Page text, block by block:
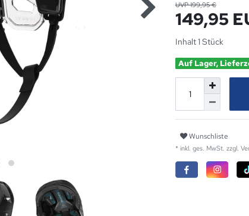
UVP 199,95 €
149,95
Inhalt1Stück
Auf Lager,
Wunschliste
* inkl. ges. MwSt. zzgl.